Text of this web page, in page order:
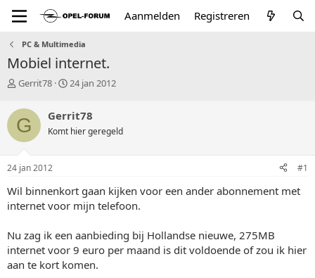
Aanmelden Registreren
PC & Multimedia
Mobiel internet.
T
p
i
c
s
a
t
e
Gerrit78
S
r
t
a
m
24 jan 2012
G Gerrit78
Komt hier geregeld
24 jan 2012 #1
Wil binnenkort gaan kijken voor een ander abonnement met
internet voor mijn telefoon.
Nu zag ik een aanbieding bij Hollandse nieuwe, 275MB
internet voor 9 euro per maand is dit voldoende of zou ik hier
aan te kort komen.